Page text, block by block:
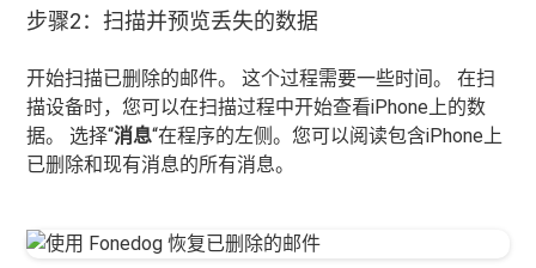
步骤2：扫描并预览丢失的数据
开始扫描已删除的邮件。 这个过程需要一些时间。 在扫
描设备时，您可以在扫描过程中开始查看iPhone上的数
据。 选择“消息“在程序的左侧。您可以阅读包含iPhone上
已删除和现有消息的所有消息。